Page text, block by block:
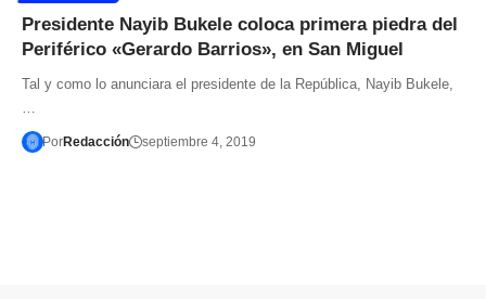
Presidente Nayib Bukele coloca primera piedra del
Periférico «Gerardo Barrios», en San Miguel
Tal y como lo anunciara el presidente de la República, Nayib Bukele,
…
PorRedacción septiembre 4, 2019